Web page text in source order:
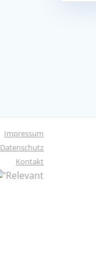
Impressum
Datenschutz
Kontakt